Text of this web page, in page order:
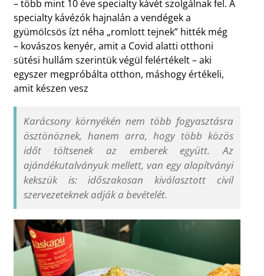
– több mint 10 éve specialty kávét szolgálnak fel. A
specialty kávézók hajnalán a vendégek a
gyümölcsös ízt néha „romlott tejnek” hitték még
– kovászos kenyér, amit a Covid alatti otthoni
sütési hullám szerintük végül felértékelt – aki
egyszer megpróbálta otthon, máshogy értékeli,
amit készen vesz
Karácsony környékén nem több fogyasztásra
ösztönöznek, hanem arra, hogy több közös
időt töltsenek az emberek együtt. Az
ajándékutalványuk mellett, van egy alapítványi
kekszük is: időszakosan kiválasztott civil
szervezeteknek adják a bevételét.